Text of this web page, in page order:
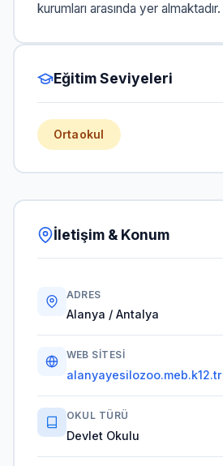
kurumları arasında yer almaktadır.
Eğitim Seviyeleri
Ortaokul
İletişim & Konum
ADRES
Alanya / Antalya
WEB SITESI
alanyayesilozoo.meb.k12.tr
OKUL TÜRÜ
Devlet Okulu